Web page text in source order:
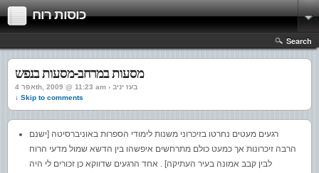
כוסות רוח
Search
מסעות במרחב-מסעות בנפש
אפר 4th, 2009 @ 11:23 am › בעז יניב
↓ Skip to comments
רגעים מעטים נחרטו בזיכרוני משנות לימודי הספרות באוניברסיטה [ישנם
הרבה זיכרונות אך כמעט כולם מתרחשים איפשהו בין הדשא שמול מדעי הרוח
לבין קבב אמונה בעיר העתיקה] . אחד הרגעים שדווקא כן זכורים לי היה